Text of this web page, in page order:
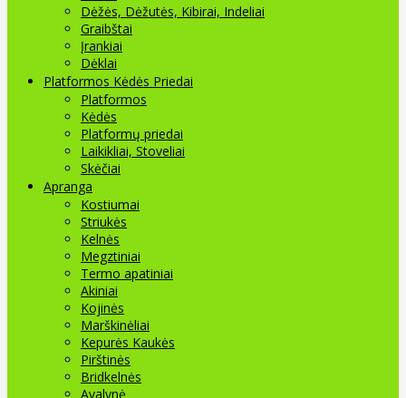
Dėžės, Dėžutės, Kibirai, Indeliai
Graibštai
Įrankiai
Dėklai
Platformos Kėdės Priedai
Platformos
Kėdės
Platformų priedai
Laikikliai, Stoveliai
Skėčiai
Apranga
Kostiumai
Striukės
Kelnės
Megztiniai
Termo apatiniai
Akiniai
Kojinės
Marškinėliai
Kepurės Kaukės
Pirštinės
Bridkelnės
Avalynė